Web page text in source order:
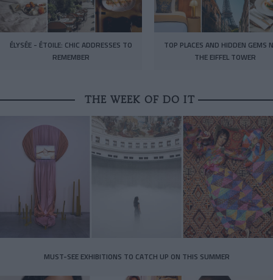
ÉLYSÉE - ÉTOILE: CHIC ADDRESSES TO
REMEMBER
TOP PLACES AND HIDDEN GEMS
THE EIFFEL TOWER
THE WEEK OF DO IT
MUST-SEE EXHIBITIONS TO CATCH UP ON THIS SUMMER